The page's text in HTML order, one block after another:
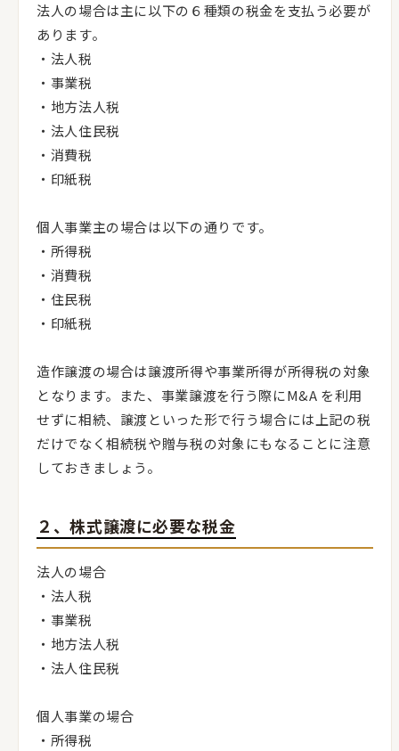
法人の場合は主に以下の６種類の税金を支払う必要が
あります。
・法人税
・事業税
・地方法人税
・法人住民税
・消費税
・印紙税
個人事業主の場合は以下の通りです。
・所得税
・消費税
・住民税
・印紙税
造作譲渡の場合は譲渡所得や事業所得が所得税の対象
となります。また、事業譲渡を行う際にM&A を利用
せずに相続、譲渡といった形で行う場合には上記の税
だけでなく相続税や贈与税の対象にもなることに注意
しておきましょう。
２、株式譲渡に必要な税金
法人の場合
・法人税
・事業税
・地方法人税
・法人住民税
個人事業の場合
・所得税